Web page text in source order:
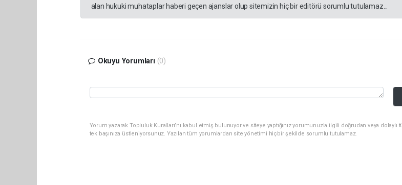
alan hukuki muhataplar haberi geçen ajanslar olup sitemizin hiç bir editörü sorumlu tutulamaz...
Okuyu Yorumları (0)
Yorum yazarak Topluluk Kuralları’nı kabul etmiş bulunuyor ve siteye yaptığınız yorumunuzla ilgili doğrudan veya
tek başınıza üstleniyorsunuz. Yazılan tüm yorumlardan site yönetimi hiçbir şekilde sorumlu tutulamaz.